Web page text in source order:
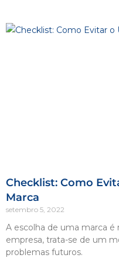
Checklist: Como
Marca
setembro 5, 2022
A escolha de uma marca
empresa, trata-se de um
problemas futuros.